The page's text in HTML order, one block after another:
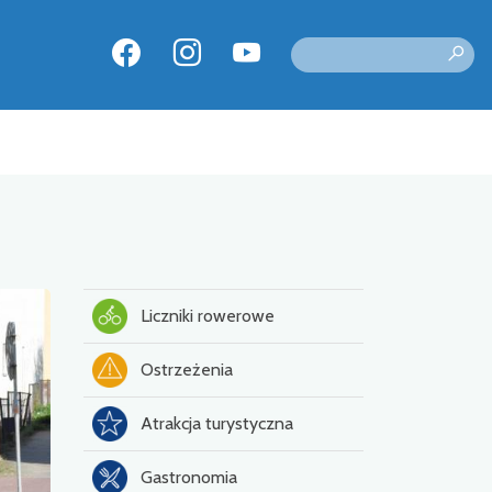
Liczniki rowerowe
Ostrzeżenia
Atrakcja turystyczna
Gastronomia